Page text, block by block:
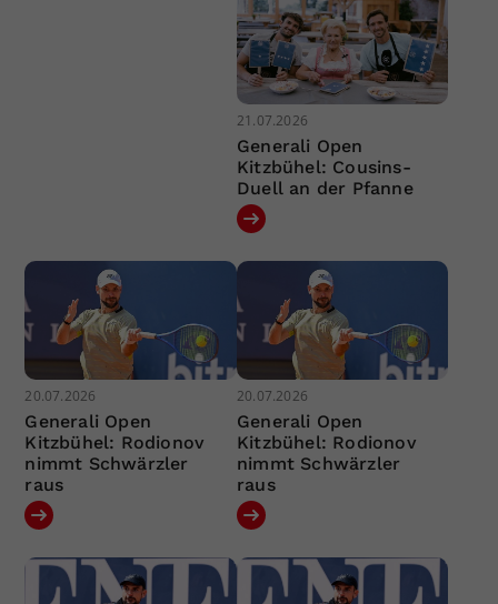
21.07.2026
Generali Open
Kitzbühel: Cousins-
Duell an der Pfanne
20.07.2026
Generali Open
Kitzbühel: Rodionov
nimmt Schwärzler
raus
20.07.2026
Generali Open
Kitzbühel: Rodionov
nimmt Schwärzler
raus